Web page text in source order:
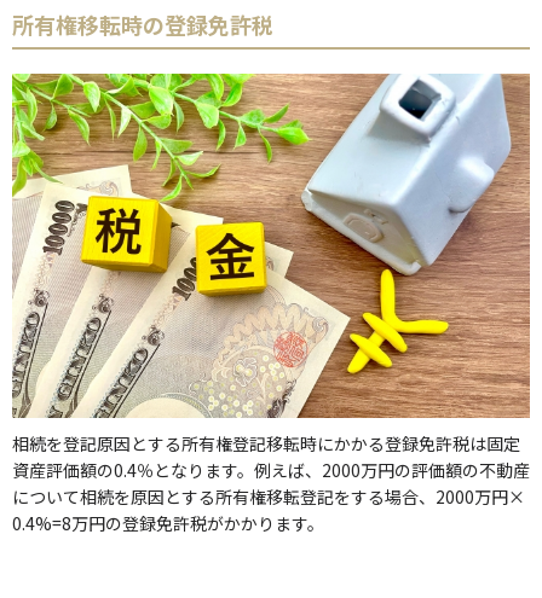
所有権移転時の登録免許税
相続を登記原因とする所有権登記移転時にかかる登録免許税は固定
資産評価額の0.4％となります。例えば、2000万円の評価額の不動産
について相続を原因とする所有権移転登記をする場合、2000万円×
0.4%=8万円の登録免許税がかかります。